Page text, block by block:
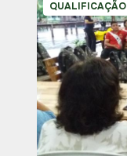
QUALIFICAÇÃO